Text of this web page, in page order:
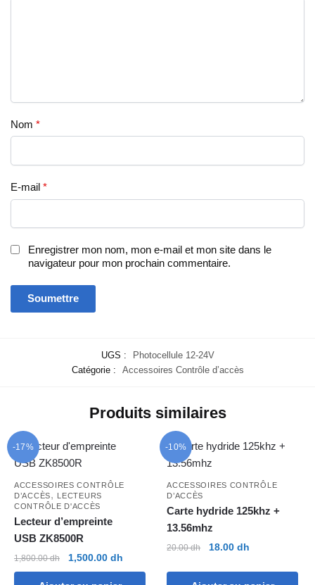
Nom *
E-mail *
Enregistrer mon nom, mon e-mail et mon site dans le
navigateur pour mon prochain commentaire.
UGS :
Photocellule 12-24V
Catégorie :
Accessoires Contrôle d’accès
Produits similaires
-17%
ACCESSOIRES CONTRÔLE
D’ACCÈS, LECTEURS
CONTRÔLE D'ACCÈS
Lecteur d’empreinte
USB ZK8500R
1,800.00dh
Le
prix
1,500.00 dh
prix
-10%
ACCESSOIRES CONTRÔLE
D’ACCÈS
Carte hydride 125khz +
13.56mhz
20.00dh
Le
18.00dh